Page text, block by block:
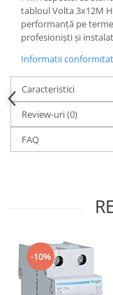
tabloul Volta 3x12M
performanță pe
profesioniști și
Informatii
Caracteristici
Review-uri(0)
FAQ
-10%